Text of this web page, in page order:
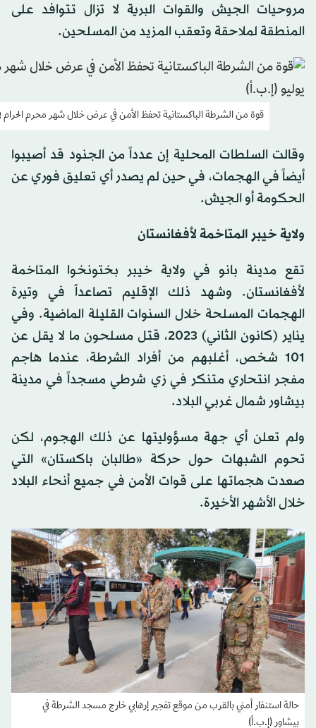
مروحيات الجيش والقوات البرية لا تزال تتوافد على
المنطقة لملاحقة وتعقب المزيد من المسلحين.
قوة من الشرطة الباكستانية تحفظ الأمن في عرض خلال شهر محرم الحرام في كراتشي في
وقالت السلطات المحلية إن عدداً من الجنود قد أصيبوا
أيضاً في الهجمات، في حين لم يصدر أي تعليق فوري عن
الحكومة أو الجيش.
ولاية خيبر المتاخمة لأفغانستان
تقع مدينة بانو في ولاية خيبر بختونخوا المتاخمة
لأفغانستان. وشهد ذلك الإقليم تصاعداً في وتيرة
الهجمات المسلحة خلال السنوات القليلة الماضية. وفي
يناير (كانون الثاني) 2023، قتل مسلحون ما لا يقل عن
101 شخص، أغلبهم من أفراد الشرطة، عندما هاجم
مفجر انتحاري متنكر في زي شرطي مسجداً في مدينة
بيشاور شمال غربي البلاد.
ولم تعلن أي جهة مسؤوليتها عن ذلك الهجوم، لكن
تحوم الشبهات حول حركة «طالبان باكستان» التي
صعدت هجماتها على قوات الأمن في جميع أنحاء البلاد
خلال الأشهر الأخيرة.
حالة استنفار أمني بالقرب من موقع تفجير إرهابي خارج مسجد الشرطة في
بيشاور (إ.ب.أ)